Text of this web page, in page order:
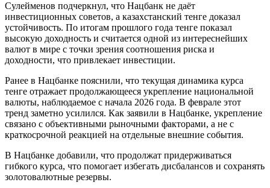
Сулейменов подчеркнул, что Нацбанк не даёт
инвестиционных советов, а казахстанский тенге доказал
устойчивость. По итогам прошлого года тенге показал
высокую доходность и считается одной из интереснейших
валют в мире с точки зрения соотношения риска и
доходности, что привлекает инвестиции.
Ранее в Нацбанке пояснили, что текущая динамика курса
тенге отражает продолжающееся укрепление национальной
валюты, наблюдаемое с начала 2026 года. В феврале этот
тренд заметно усилился. Как заявили в Нацбанке, укрепление
связано с объективными рыночными факторами, а не с
краткосрочной реакцией на отдельные внешние события.
В Нацбанке добавили, что продолжат придерживаться
гибкого курса, что помогает избегать дисбалансов и сохранять
золотовалютные резервы.